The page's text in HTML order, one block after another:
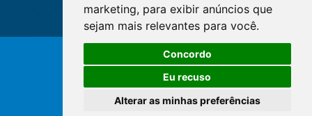
marketing, para exibir anúncios que
sejam mais relevantes para você.
Concordo
Eu recuso
Alterar as minhas preferências
© Copyright 2026 - Cofen/CORENs
O WhatsApp é o principal canal
de atendimento do Coren-DF.